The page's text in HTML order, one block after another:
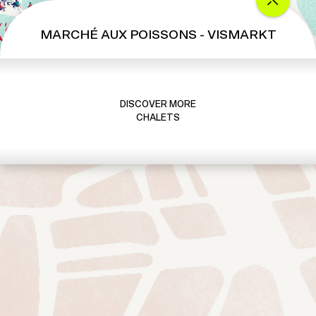
MARCHÉ AUX POISSONS - VISMARKT
DISCOVER MORE
CHALETS